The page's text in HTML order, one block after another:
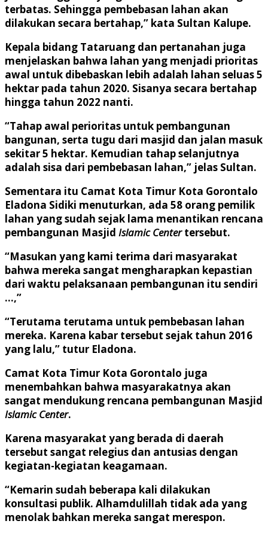
terbatas. Sehingga pembebasan lahan akan
dilakukan secara bertahap,” kata Sultan Kalupe.
Kepala bidang Tataruang dan pertanahan juga
menjelaskan bahwa lahan yang menjadi prioritas
awal untuk dibebaskan lebih adalah lahan seluas 5
hektar pada tahun 2020. Sisanya secara bertahap
hingga tahun 2022 nanti.
“Tahap awal perioritas untuk pembangunan
bangunan, serta tugu dari masjid dan jalan masuk
sekitar 5 hektar. Kemudian tahap selanjutnya
adalah sisa dari pembebasan lahan,” jelas Sultan.
Sementara itu Camat Kota Timur Kota Gorontalo
Eladona Sidiki menuturkan, ada 58 orang pemilik
lahan yang sudah sejak lama menantikan rencana
pembangunan Masjid Islamic Centertersebut.
“Masukan yang kami terima dari masyarakat
bahwa mereka sangat mengharapkan kepastian
dari waktu pelaksanaan pembangunan itu sendiri
…,”
“Terutama terutama untuk pembebasan lahan
mereka. Karena kabar tersebut sejak tahun 2016
yang lalu,” tutur Eladona.
Camat Kota Timur Kota Gorontalo juga
menembahkan bahwa masyarakatnya akan
sangat mendukung rencana pembangunan Masjid
Islamic Center.
Karena masyarakat yang berada di daerah
tersebut sangat relegius dan antusias dengan
kegiatan-kegiatan keagamaan.
“Kemarin sudah beberapa kali dilakukan
konsultasi publik. Alhamdulillah tidak ada yang
menolak bahkan mereka sangat merespon.